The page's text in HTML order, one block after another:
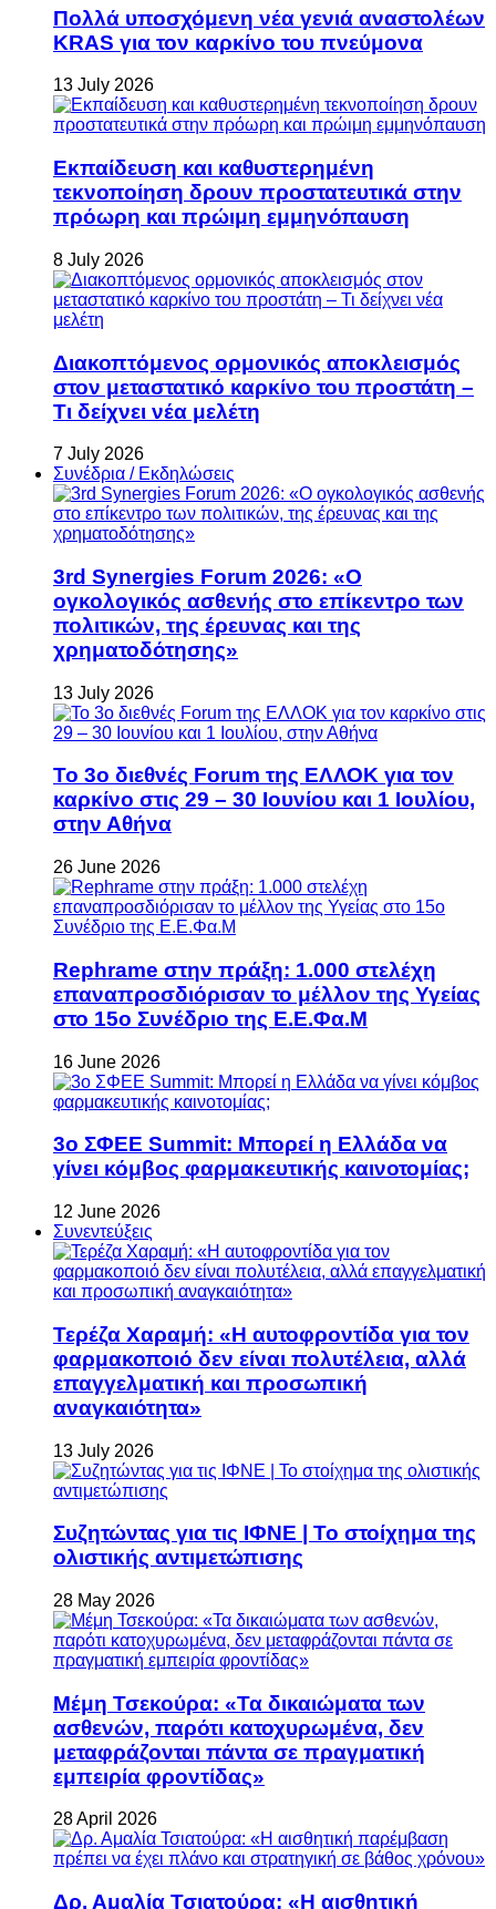
Πολλά υποσχόμενη νέα γενιά αναστολέων
KRAS για τον καρκίνο του πνεύμονα
13 July 2026
Εκπαίδευση και καθυστερημένη
τεκνοποίηση δρουν προστατευτικά στην
πρόωρη και πρώιμη εμμηνόπαυση
8 July 2026
Διακοπτόμενος ορμονικός αποκλεισμός
στον μεταστατικό καρκίνο του προστάτη –
Τι δείχνει νέα μελέτη
7 July 2026
Συνέδρια / Εκδηλώσεις
3rd Synergies Forum 2026: «Ο
ογκολογικός ασθενής στο επίκεντρο των
πολιτικών, της έρευνας και της
χρηματοδότησης»
13 July 2026
Το 3ο διεθνές Forum της ΕΛΛΟΚ για τον
καρκίνο στις 29 – 30 Ιουνίου και 1 Ιουλίου,
στην Αθήνα
26 June 2026
Rephrame στην πράξη: 1.000 στελέχη
επαναπροσδιόρισαν το μέλλον της Υγείας
στο 15ο Συνέδριο της Ε.Ε.Φα.Μ
16 June 2026
3ο ΣΦΕΕ Summit: Μπορεί η Ελλάδα να
γίνει κόμβος φαρμακευτικής καινοτομίας;
12 June 2026
Συνεντεύξεις
Τερέζα Χαραμή: «Η αυτοφροντίδα για τον
φαρμακοποιό δεν είναι πολυτέλεια, αλλά
επαγγελματική και προσωπική
αναγκαιότητα»
13 July 2026
Συζητώντας για τις ΙΦΝΕ | Το στοίχημα της
ολιστικής αντιμετώπισης
28 May 2026
Μέμη Τσεκούρα: «Τα δικαιώματα των
ασθενών, παρότι κατοχυρωμένα, δεν
μεταφράζονται πάντα σε πραγματική
εμπειρία φροντίδας»
28 April 2026
Δρ. Αμαλία Τσιατούρα: «Η αισθητική